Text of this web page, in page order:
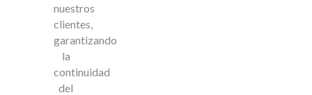
nuestros
clientes,
garantizando
la
continuidad
del